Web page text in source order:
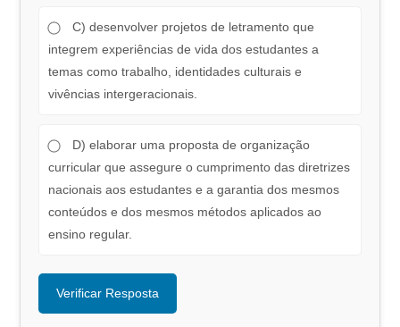
C) desenvolver projetos de letramento que
integrem experiências de vida dos estudantes a
temas como trabalho, identidades culturais e
vivências intergeracionais.
D) elaborar uma proposta de organização
curricular que assegure o cumprimento das diretrizes
nacionais aos estudantes e a garantia dos mesmos
conteúdos e dos mesmos métodos aplicados ao
ensino regular.
Verificar Resposta